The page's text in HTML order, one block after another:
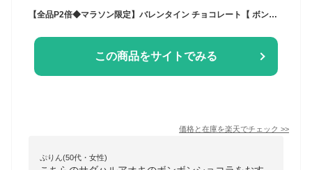
【全品P2倍◆マラソン限定】バレンタイン チョコレート【 ボンボンショコラ 12個入 】 公式 サダハルアオキ チョコ おしゃれ 高級 ギフト プレゼント 人気 ご褒美 洋菓子 有名 sadaharu aoki スイーツ
この商品をサイトでみる
価格と在庫を楽天でチェック >>
ぷりん(50代・女性)